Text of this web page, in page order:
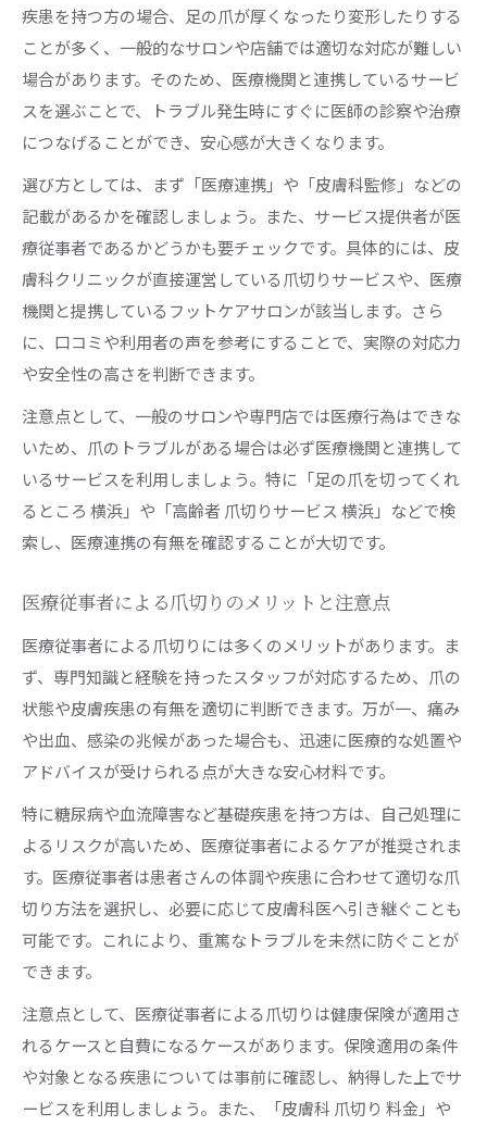
疾患を持つ方の場合、足の爪が厚くなったり変形したりする
ことが多く、一般的なサロンや店舗では適切な対応が難しい
場合があります。そのため、医療機関と連携しているサービ
スを選ぶことで、トラブル発生時にすぐに医師の診察や治療
につなげることができ、安心感が大きくなります。
選び方としては、まず「医療連携」や「皮膚科監修」などの
記載があるかを確認しましょう。また、サービス提供者が医
療従事者であるかどうかも要チェックです。具体的には、皮
膚科クリニックが直接運営している爪切りサービスや、医療
機関と提携しているフットケアサロンが該当します。さら
に、口コミや利用者の声を参考にすることで、実際の対応力
や安全性の高さを判断できます。
注意点として、一般のサロンや専門店では医療行為はできな
いため、爪のトラブルがある場合は必ず医療機関と連携して
いるサービスを利用しましょう。特に「足の爪を切ってくれ
るところ 横浜」や「高齢者 爪切りサービス 横浜」などで検
索し、医療連携の有無を確認することが大切です。
医療従事者による爪切りのメリットと注意点
医療従事者による爪切りには多くのメリットがあります。ま
ず、専門知識と経験を持ったスタッフが対応するため、爪の
状態や皮膚疾患の有無を適切に判断できます。万が一、痛み
や出血、感染の兆候があった場合も、迅速に医療的な処置や
アドバイスが受けられる点が大きな安心材料です。
特に糖尿病や血流障害など基礎疾患を持つ方は、自己処理に
よるリスクが高いため、医療従事者によるケアが推奨されま
す。医療従事者は患者さんの体調や疾患に合わせて適切な爪
切り方法を選択し、必要に応じて皮膚科医へ引き継ぐことも
可能です。これにより、重篤なトラブルを未然に防ぐことが
できます。
注意点として、医療従事者による爪切りは健康保険が適用さ
れるケースと自費になるケースがあります。保険適用の条件
や対象となる疾患については事前に確認し、納得した上でサ
ービスを利用しましょう。また、「皮膚科 爪切り 料金」や